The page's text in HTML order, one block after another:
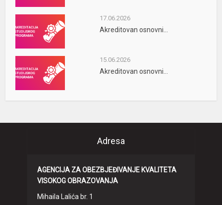
17.06.2026
Akreditovan osnovni...
15.06.2026
Akreditovan osnovni...
Adresa
AGENCIJA ZA OBEZBJEĐIVANJE KVALITETA
VISOKOG OBRAZOVANJA
Mihaila Lalića br. 1